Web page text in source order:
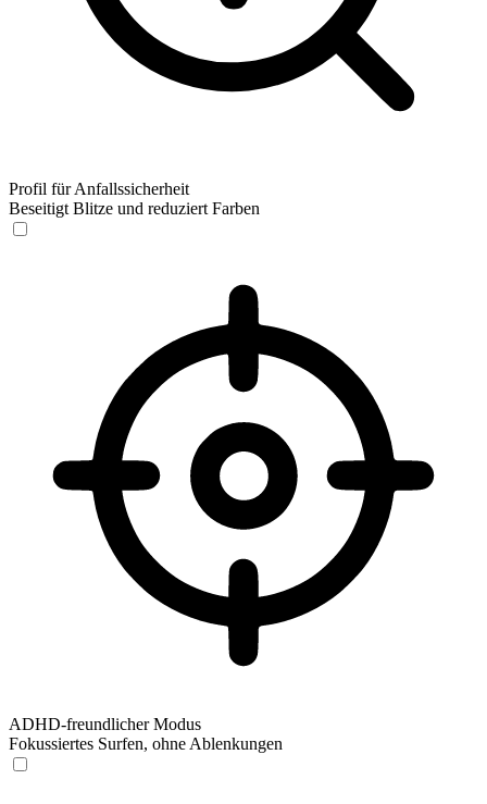
Profil für Anfallssicherheit
Beseitigt Blitze und reduziert Farben
ADHD-freundlicher Modus
Fokussiertes Surfen, ohne Ablenkungen